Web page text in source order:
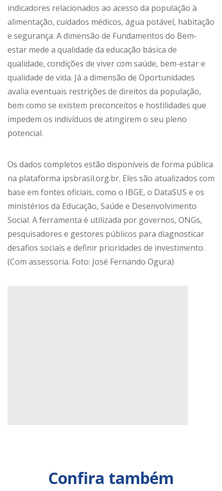
indicadores relacionados ao acesso da população à
alimentação, cuidados médicos, água potável, habitação
e segurança. A dimensão de Fundamentos do Bem-
estar mede a qualidade da educação básica de
qualidade, condições de viver com saúde, bem-estar e
qualidade de vida. Já a dimensão de Oportunidades
avalia eventuais restrições de direitos da população,
bem como se existem preconceitos e hostilidades que
impedem os indivíduos de atingirem o seu pleno
potencial.
Os dados completos estão disponíveis de forma pública
na plataforma ipsbrasil.org.br. Eles são atualizados com
base em fontes oficiais, como o IBGE, o DataSUS e os
ministérios da Educação, Saúde e Desenvolvimento
Social. A ferramenta é utilizada por governos, ONGs,
pesquisadores e gestores públicos para diagnosticar
desafios sociais e definir prioridades de investimento.
(Com assessoria. Foto: José Fernando Ogura)
Confira também